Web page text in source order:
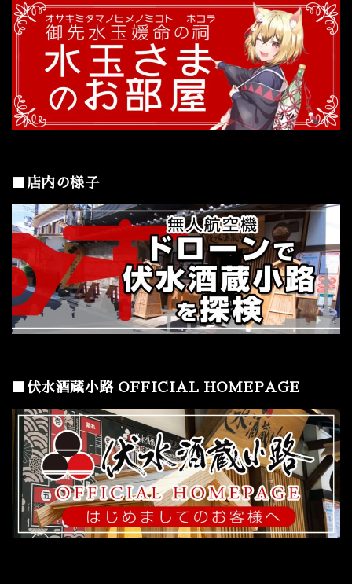
■店内の様子
■伏水酒蔵小路 OFFICIAL HOMEPAGE